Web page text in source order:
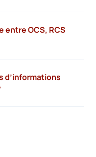
entre OCS, RCS
d’informations